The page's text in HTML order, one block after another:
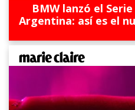
BMW lanzó el
Argentina: así es el